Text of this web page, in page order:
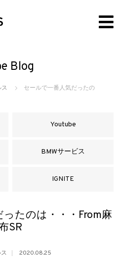
Blog
ス
セールで一番人気だったの
Youtube
BMWサービス
IGNITE
たのは・・・From麻
SR
2020.08.25